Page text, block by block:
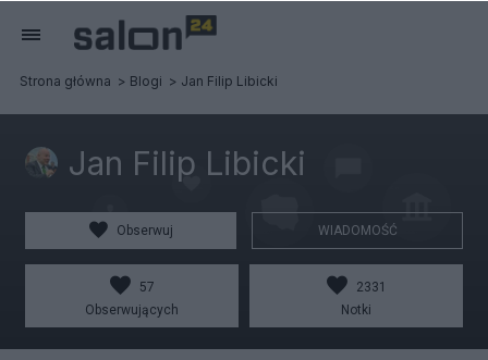
Strona główna Blogi Jan Filip Libicki
Jan Filip Libicki
Obserwuj WIADOMOŚĆ
57
Obserwujących
2331
Notki